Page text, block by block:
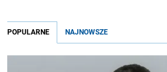
POPULARNE NAJNOWSZE